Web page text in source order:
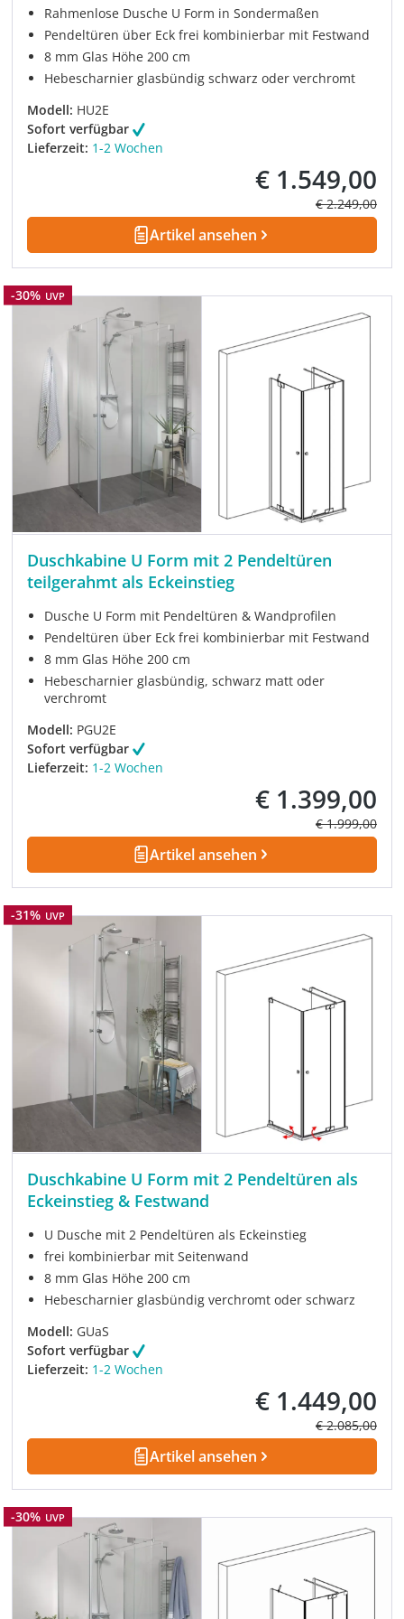
Rahmenlose Dusche U Form in Sondermaßen
Pendeltüren über Eck frei kombinierbar mit Festwand
8 mm Glas Höhe 200 cm
Hebescharnier glasbündig schwarz oder verchromt
Modell: HU2E
Sofort verfügbar
Lieferzeit: 1-2 Wochen
Verkaufspreis:
€ 1.549,00
Regulärer
€ 2.249,00
Artikel ansehen
Rabatt
-30% UVP
Duschkabine U Form mit 2 Pendeltüren
teilgerahmt als Eckeinstieg
Dusche U Form mit Pendeltüren & Wandprofilen
Pendeltüren über Eck frei kombinierbar mit Festwand
8 mm Glas Höhe 200 cm
Hebescharnier glasbündig, schwarz matt oder
verchromt
Modell: PGU2E
Sofort verfügbar
Lieferzeit: 1-2 Wochen
Verkaufspreis:
€ 1.399,00
Regulärer
€ 1.999,00
Artikel ansehen
Rabatt
-31% UVP
Duschkabine U Form mit 2 Pendeltüren als
Eckeinstieg & Festwand
U Dusche mit 2 Pendeltüren als Eckeinstieg
frei kombinierbar mit Seitenwand
8 mm Glas Höhe 200 cm
Hebescharnier glasbündig verchromt oder schwarz
Modell: GUaS
Sofort verfügbar
Lieferzeit: 1-2 Wochen
Verkaufspreis:
€ 1.449,00
Regulärer
€ 2.085,00
Artikel ansehen
Rabatt
-30% UVP